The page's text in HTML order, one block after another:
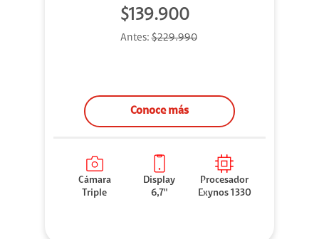
$139.900
Antes:$229.990
Conoce más
Cámara
Triple
Display
6,7"
Procesador
Exynos 1330